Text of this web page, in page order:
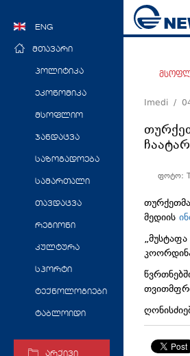
ENG
მთავარი
პოლიტიკა
ეკონომიკა
მსოფლიო
ჯანდაცვა
საზოგადოება
სამართალი
თავდაცვა
რეგიონი
კულტურა
სპორტი
ტექნოლოგიები
ტაბლოიდი
არქივი
Imedi /
ფოტო:
მედიის